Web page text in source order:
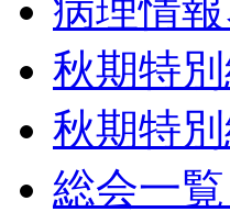
病理情
秋期特
秋期特
総会一